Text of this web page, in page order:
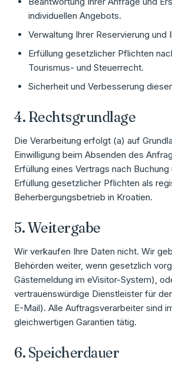
individuellen Angebots.
Verwaltung Ihrer Reservierung und
Erfüllung gesetzlicher Pflichten
Tourismus- und Steuerrecht.
Sicherheit und Verbesserung
4. Rechtsgrundlage
Die Verarbeitung erfolgt (a) auf
Einwilligung beim Absenden des
Erfüllung eines Vertrags nach
Erfüllung gesetzlicher Pflichten als
Beherbergungsbetrieb in Kroatien.
5. Weitergabe
Wir verkaufen Ihre Daten nicht. Wir
Behörden weiter, wenn gesetzlich
Gästemeldung im eVisitor-System),
vertrauenswürdige Dienstleister für
E-Mail). Alle Auftragsverarbeiter sind
gleichwertigen Garantien tätig.
6. Speicherdauer